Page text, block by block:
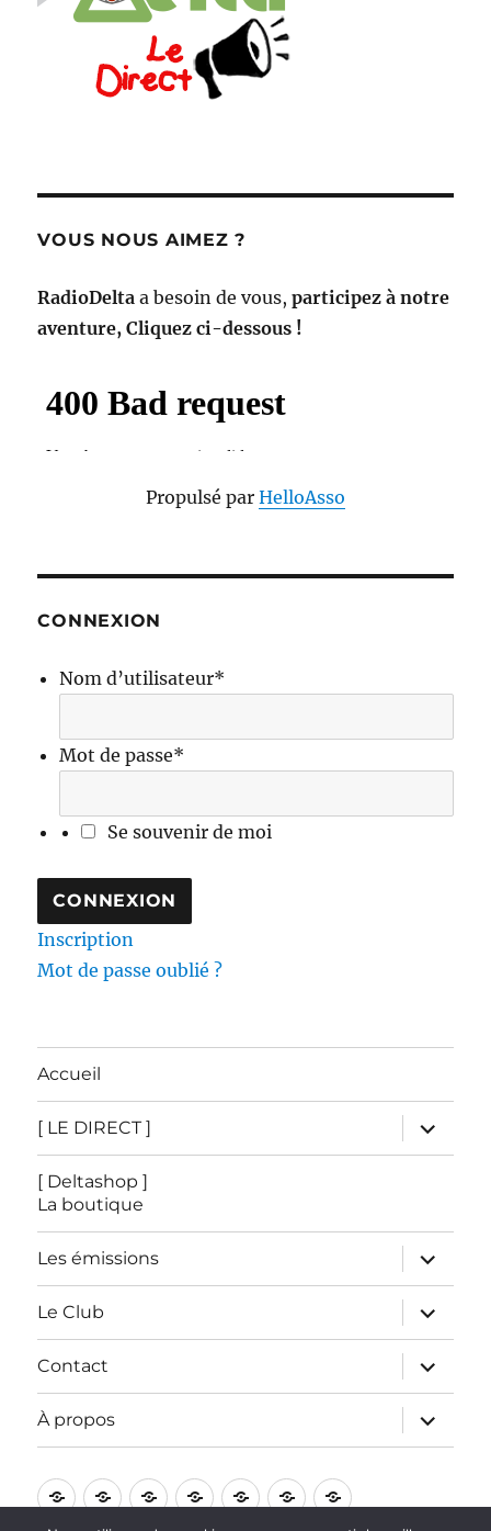
VOUS NOUS AIMEZ ?
RadioDelta a besoin de vous,participez à notre
aventure, Cliquez ci-dessous !
Propulsé par HelloAsso
CONNEXION
Nom d’utilisateur*
Mot de passe*
Se souvenir de moi
Inscription
Mot de passe oublié ?
Accueil
[ LE DIRECT ]
ouvrir
le
sous-
[ Deltashop ]
La boutique
Les émissions
ouvrir
le
sous-
menu
Le Club
ouvrir
le
sous-
menu
Contact
ouvrir
le
sous-
menu
À propos
ouvrir
le
sous-
Accueil
[
[
Deltashop
Les
émissions
Le
Contact
À
propos